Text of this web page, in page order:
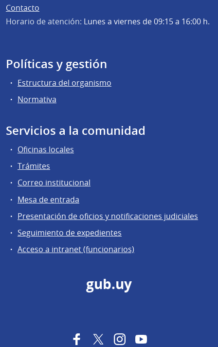
Contacto
Horario de atención: Lunes a viernes de 09:15 a 16:00 h.
Políticas y gestión
Estructura del organismo
Normativa
Servicios a la comunidad
Oficinas locales
Trámites
Correo institucional
Mesa de entrada
Presentación de oficios y notificaciones judiciales
Seguimiento de expedientes
Acceso a intranet (funcionarios)
gub.uy
FacebookTwitterInstagramYouTube